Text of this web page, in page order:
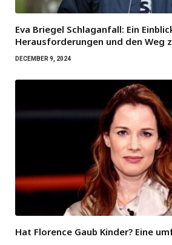
Eva Briegel Schlaganfall: Ein
Herausforderungen und den Weg
DECEMBER 9, 2024
Hat Florence Gaub Kinder? Eine